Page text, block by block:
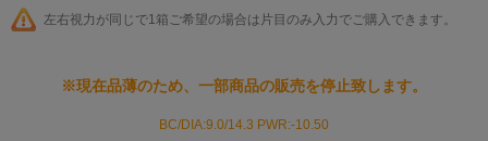
左右視力が同じで1箱ご希望の場合は片目のみ入力でご購入できます。
※現在品薄のため、一部商品の販売を停止致します。
BC/DIA:9.0/14.3 PWR:-10.50